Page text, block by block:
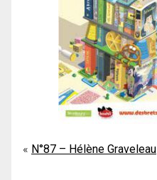
Navigation
N°87 – Hélène Graveleau